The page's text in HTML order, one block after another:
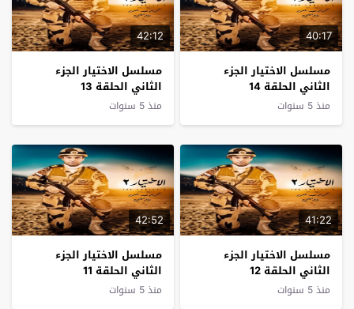
40:17
مسلسل الاختيار الجزء
الثاني الحلقة 14
منذ 5 سنوات
42:12
مسلسل الاختيار الجزء
الثاني الحلقة 13
منذ 5 سنوات
41:22
مسلسل الاختيار الجزء
الثاني الحلقة 12
منذ 5 سنوات
42:52
مسلسل الاختيار الجزء
الثاني الحلقة 11
منذ 5 سنوات